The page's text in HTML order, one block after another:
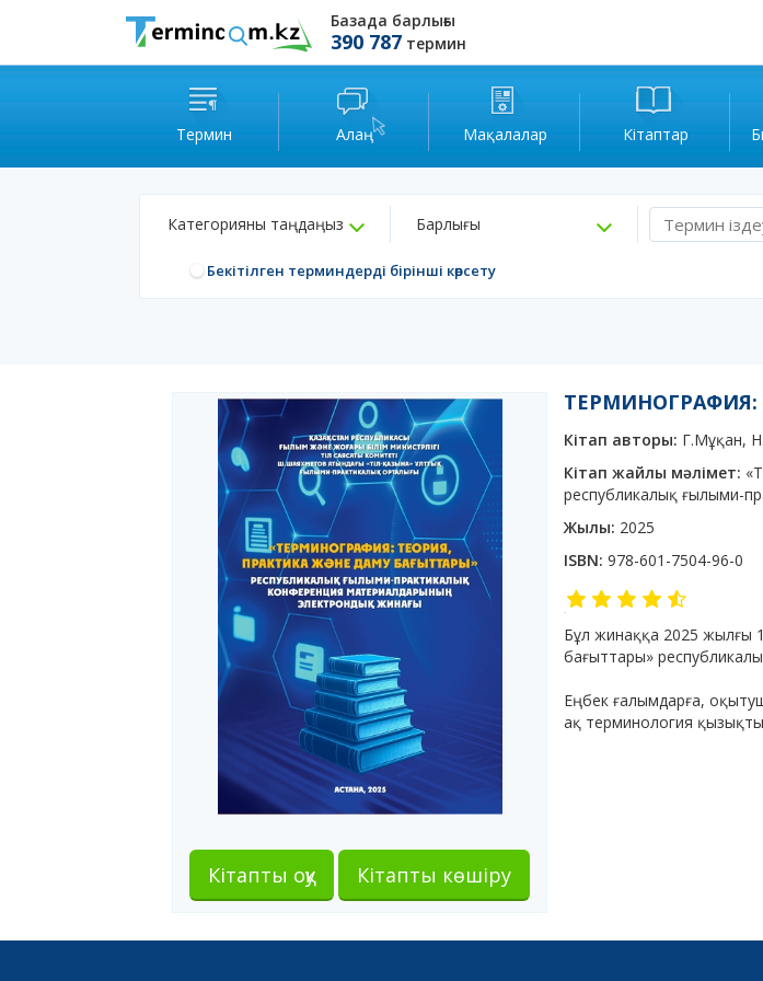
Базада барлығы
390 787 термин
Термин Алаң Мақалалар Кітаптар
Категорияны таңдаңыз Барлығы
Бекітілген терминдерді бірінші көрсету
Кітапты оқу Кітапты көшіру
ТЕРМИНОГРАФИЯ:
Кітап авторы: Г.Мұқан,
Кітап жайлы мәлімет:
республикалық ғылыми-
Жылы: 2025
ISBN: 978-601-7504-96-0
Бұл жинаққа 2025 жылғы
бағыттары»
Еңбек ғалымдарға,
ақ терминология